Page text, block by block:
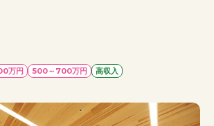
万円 500～700万円 高収入